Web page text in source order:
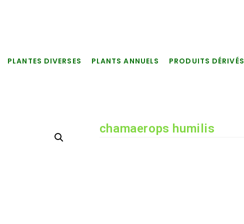
PLANTES DIVERSES PLANTS ANNUELS PRODUITS DÉRIVÉS
chamaerops humilis